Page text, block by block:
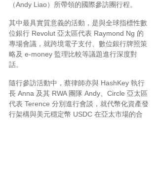
（Andy Liao）所帶領的國際參訪團行程。
其中最具實質意義的活動，是與全球指標性數
位銀行 Revolut 亞太區代表 Raymond Ng 的
專場會議，就跨境電子支付、數位銀行牌照策
略及 e-money 監理比較等議題進行深度對
話。
隨行參訪活動中，蔡律師亦與 HashKey 執行
長 Anna 及其 RWA 團隊 Andy、Circle 亞太區
代表 Terence 分別進行會談，就代幣化資產發
行架構與美元穩定幣 USDC 在亞太市場的合